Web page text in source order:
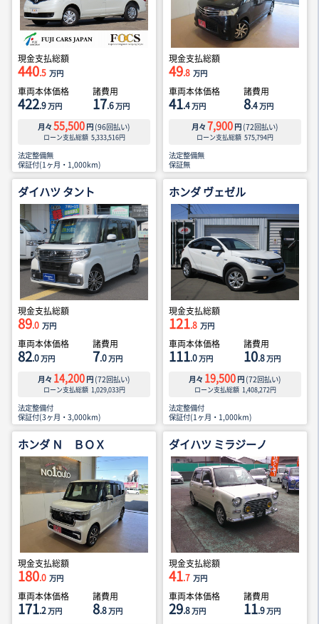
現金支払総額
440.5 万円
車両本体価格
422.9万円
諸費用
17.6万円
月々 55,500 円 (96回払い)
ローン支払総額 5,333,516円
法定整備無
保証付(1ヶ月・1,000km)
現金支払総額
49.8 万円
車両本体価格
41.4万円
諸費用
8.4万円
月々 7,900 円 (72回払い)
ローン支払総額 575,794円
法定整備無
保証無
ダイハツ タント
現金支払総額
89.0 万円
車両本体価格
82.0万円
諸費用
7.0万円
月々 14,200 円 (72回払い)
ローン支払総額 1,029,033円
法定整備付
保証付(3ヶ月・3,000km)
ホンダ ヴェゼル
現金支払総額
121.8 万円
車両本体価格
111.0万円
諸費用
10.8万円
月々 19,500 円 (72回払い)
ローン支払総額 1,408,272円
法定整備付
保証付(1ヶ月・1,000km)
ホンダ Ｎ ＢＯＸ
現金支払総額
180.0 万円
車両本体価格
171.2万円
諸費用
8.8万円
ダイハツ ミラジーノ
現金支払総額
41.7 万円
車両本体価格
29.8万円
諸費用
11.9万円